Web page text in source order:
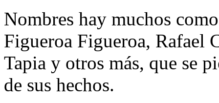
Nombres hay muchos
Figueroa Figueroa, Rafael
Tapia y otros más, que se
de sus hechos.